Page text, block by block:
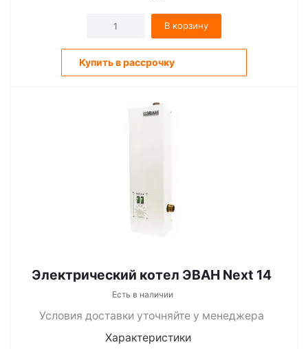
В корзину
Купить в рассрочку
Электрический котел ЭВАН Next 14
Есть в наличии
Условия доставки уточняйте у менеджера
Характеристики